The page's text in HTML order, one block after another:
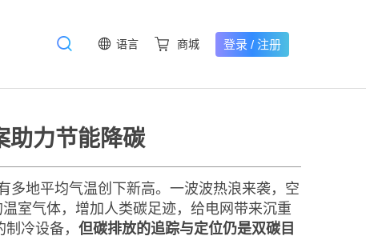
语言 商城 登录 /注册
助力节能降碳
多地平均气温创下新高。一波波热浪来袭，空
室气体，增加人类碳足迹，给电网带来沉重
冷设备， 但碳排放的追踪与定位仍是双碳目